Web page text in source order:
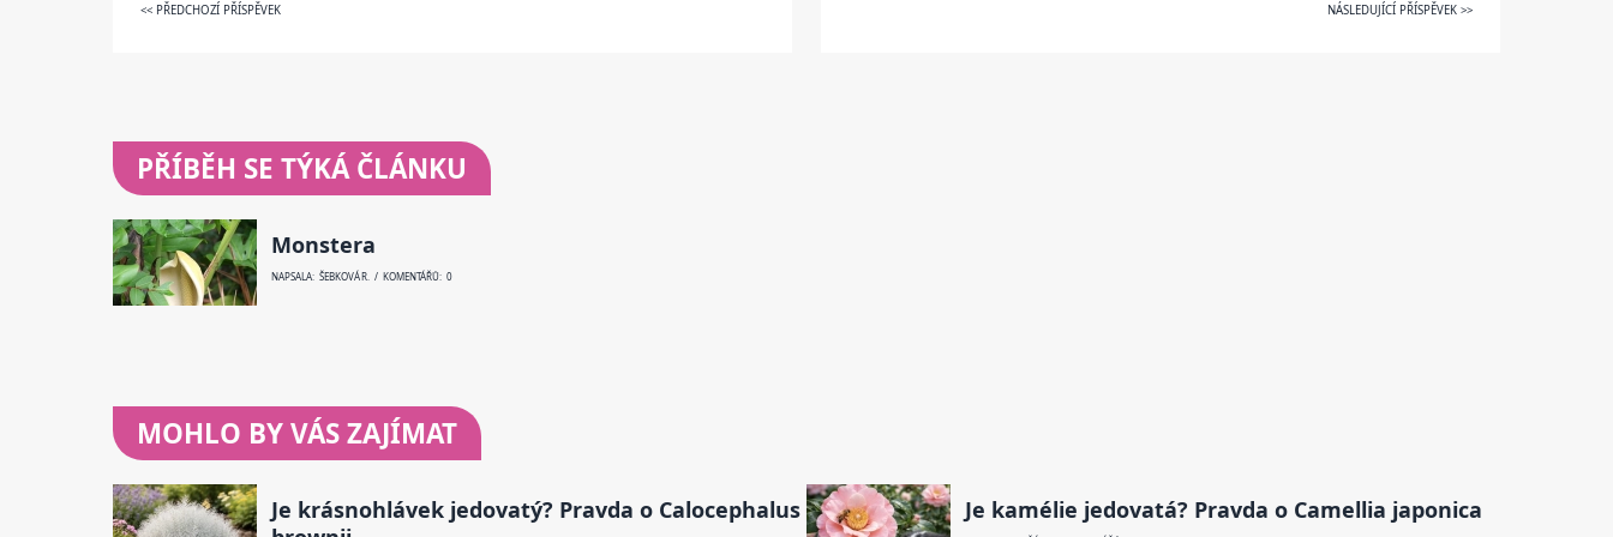
<< PŘEDCHOZÍ PŘÍSPĚVEK NÁSLEDUJÍCÍ PŘÍSPĚVEK >>
PŘÍBĚH SE TÝKÁ ČLÁNKU
Monstera
NAPSALA: ŠEBKOVÁ R. / KOMENTÁŘŮ: 0
MOHLO BY VÁS ZAJÍMAT
Je krásnohlávek jedovatý? Pravda o Calocephalus
Je kamélie jedovatá? Pravda o Camellia japonica